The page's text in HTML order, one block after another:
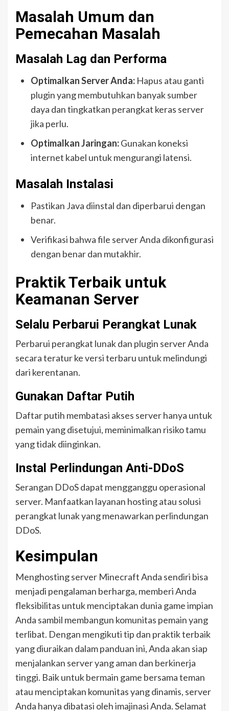
Masalah Umum dan
Pemecahan Masalah
Masalah Lag dan Performa
Optimalkan Server Anda: Hapus atau ganti
plugin yang membutuhkan banyak sumber
daya dan tingkatkan perangkat keras server
jika perlu.
Optimalkan Jaringan:Gunakan koneksi
internet kabel untuk mengurangi latensi.
Masalah Instalasi
Pastikan Java diinstal dan diperbarui dengan
benar.
Verifikasi bahwa file server Anda dikonfigurasi
dengan benar dan mutakhir.
Praktik Terbaik untuk
Keamanan Server
Selalu Perbarui Perangkat Lunak
Perbarui perangkat lunak dan plugin server Anda
secara teratur ke versi terbaru untuk melindungi
dari kerentanan.
Gunakan Daftar Putih
Daftar putih membatasi akses server hanya untuk
pemain yang disetujui, meminimalkan risiko tamu
yang tidak diinginkan.
Instal Perlindungan Anti-DDoS
Serangan DDoS dapat mengganggu operasional
server. Manfaatkan layanan hosting atau solusi
perangkat lunak yang menawarkan perlindungan
DDoS.
Kesimpulan
Menghosting server Minecraft Anda sendiri bisa
menjadi pengalaman berharga, memberi Anda
fleksibilitas untuk menciptakan dunia game impian
Anda sambil membangun komunitas pemain yang
terlibat. Dengan mengikuti tip dan praktik terbaik
yang diuraikan dalam panduan ini, Anda akan siap
menjalankan server yang aman dan berkinerja
tinggi. Baik untuk bermain game bersama teman
atau menciptakan komunitas yang dinamis, server
Anda hanya dibatasi oleh imajinasi Anda. Selamat